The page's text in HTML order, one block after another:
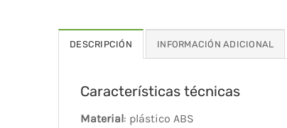
DESCRIPCIÓN INFORMACIÓN ADICIONAL
Características técnicas
Material: plástico ABS